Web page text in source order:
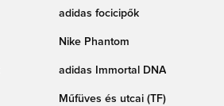
adidas focicipők
Nike Phantom
adidas Immortal DNA
Műfüves és utcai (TF)